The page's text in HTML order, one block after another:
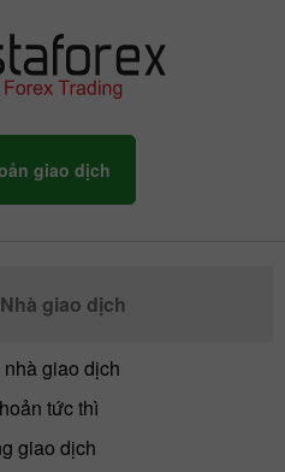
giao dịch
giao dịch
giao dịch
tức thì
giao dịch